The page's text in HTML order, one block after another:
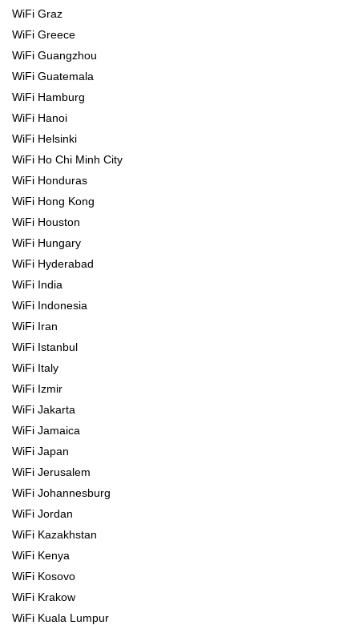
WiFi Graz
WiFi Greece
WiFi Guangzhou
WiFi Guatemala
WiFi Hamburg
WiFi Hanoi
WiFi Helsinki
WiFi Ho Chi Minh City
WiFi Honduras
WiFi Hong Kong
WiFi Houston
WiFi Hungary
WiFi Hyderabad
WiFi India
WiFi Indonesia
WiFi Iran
WiFi Istanbul
WiFi Italy
WiFi Izmir
WiFi Jakarta
WiFi Jamaica
WiFi Japan
WiFi Jerusalem
WiFi Johannesburg
WiFi Jordan
WiFi Kazakhstan
WiFi Kenya
WiFi Kosovo
WiFi Krakow
WiFi Kuala Lumpur